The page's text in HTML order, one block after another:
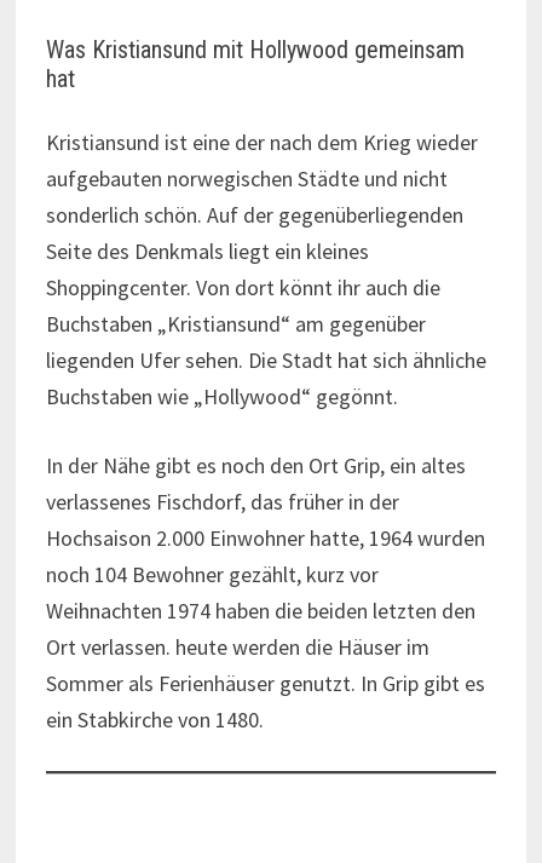
Was Kristiansund mit Hollywood gemeinsam
hat
Kristiansund ist eine der nach dem Krieg wieder
aufgebauten norwegischen Städte und nicht
sonderlich schön. Auf der gegenüberliegenden
Seite des Denkmals liegt ein kleines
Shoppingcenter. Von dort könnt ihr auch die
Buchstaben „Kristiansund“ am gegenüber
liegenden Ufer sehen. Die Stadt hat sich ähnliche
Buchstaben wie „Hollywood“ gegönnt.
In der Nähe gibt es noch den Ort Grip, ein altes
verlassenes Fischdorf, das früher in der
Hochsaison 2.000 Einwohner hatte, 1964 wurden
noch 104 Bewohner gezählt, kurz vor
Weihnachten 1974 haben die beiden letzten den
Ort verlassen. heute werden die Häuser im
Sommer als Ferienhäuser genutzt. In Grip gibt es
ein Stabkirche von 1480.